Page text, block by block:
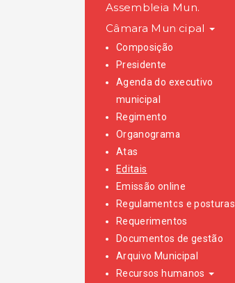
Assembleia Mun.
Câmara Municipal
Composição
Presidente
Agenda do executivo
municipal
Regimento
Organograma
Atas
Editais
Emissão online
Regulamentos e posturas
Requerimentos
Documentos de gestão
Arquivo Municipal
Recursos humanos